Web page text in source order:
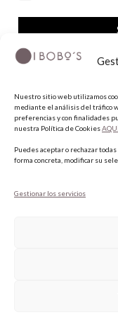
Nuestro sitio web utilizamos
mediante el análisis del tráfico
preferencias y con finalidades
nuestra Política de CookiesAQUÍ.
Puedes aceptar o rechazar
forma concreta, modificar su
Gestionar los servicios
INSTAGRAM
PINTEREST
COPYRIGHT